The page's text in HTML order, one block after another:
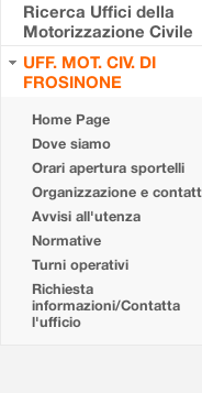
Ricerca Uffici della
Motorizzazione Civile
UFF. MOT. CIV. DI
FROSINONE
Home Page
Dove siamo
Orari apertura sportelli
Organizzazione e
Avvisi all'utenza
Normative
Turni operativi
Richiesta
informazioni/Contatta
l'ufficio